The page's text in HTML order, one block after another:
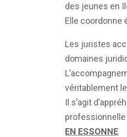
des jeunes en
Elle coordonne
Les juristes
domaines
véritablement
Il s’agit
professionnelle
EN ESSONNE